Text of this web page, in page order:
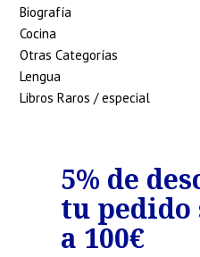
Biografía
Cocina
Otras Categorías
Lengua
Libros Raros / especial
5% de
tu
a 100€